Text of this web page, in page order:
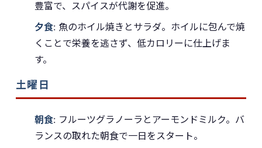
豊富で、スパイスが代謝を促進。
夕食: 魚のホイル焼きとサラダ。ホイルに包んで焼
くことで栄養を逃さず、低カロリーに仕上げま
す。
土曜日
朝食: フルーツグラノーラとアーモンドミルク。バ
ランスの取れた朝食で一日をスタート。